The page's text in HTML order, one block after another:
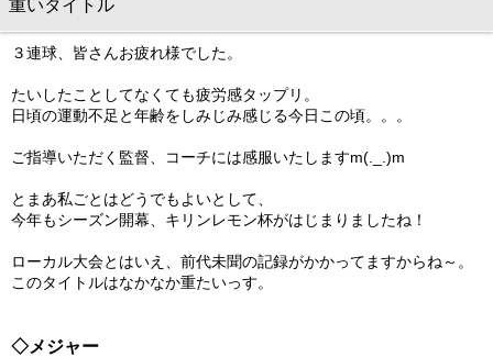
想い出アルバム
卒団生の声
質問コーナー Ｑ＆Ａ
リトルリーグについて
重いタイトル
３連球、皆さんお疲れ様でした。
たいしたことしてなくても疲労感タップリ。
日頃の運動不足と年齢をしみじみ感じる今日この頃。。。
ご指導いただく監督、コーチには感服いたしますm(._.)m
とまあ私ごとはどうでもよいとして、
今年もシーズン開幕、キリンレモン杯がはじまりましたね！
ローカル大会とはいえ、前代未聞の記録がかかってますからね～。
このタイトルはなかなか重たいっす。
◇メジャー